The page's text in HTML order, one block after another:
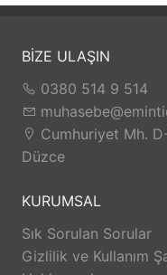
BİZE ULAŞIN
0380 514 9 514
Cumhuriyet Mh.
Düzce
KURUMSAL
Sık Sorulan Sorular
Gizlilik ve Kullanım